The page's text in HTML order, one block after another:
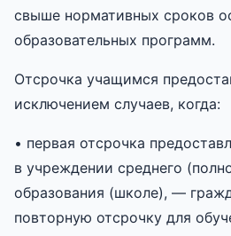
свыше нормативных сроков
образовательных программ.
Отсрочка учащимся
исключением случаев, когда:
• первая отсрочка
в учреждении среднего
образования (школе), —
повторную отсрочку для